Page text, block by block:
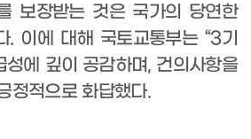
보장받는 것은 국가의 당연한
. 이에 대해 국토교통부는 “3기
에 깊이 공감하며, 건의사항을
정적으로 화답했다.